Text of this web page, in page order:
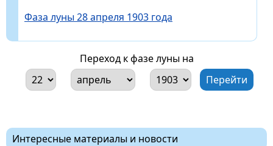
Фаза луны 28 апреля 1903 года
Переход к фазе луны на
Интересные материалы и новости